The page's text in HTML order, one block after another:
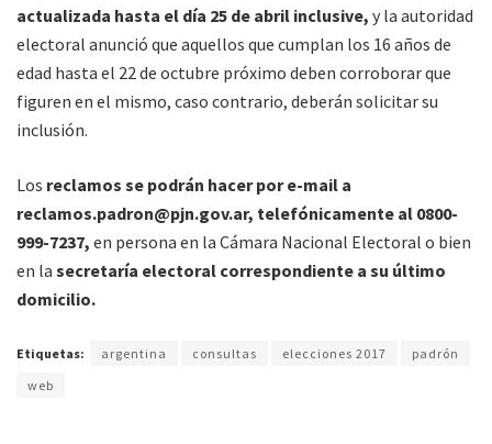
actualizada hasta el día 25 de abril inclusive, y la autoridad
electoral anunció que aquellos que cumplan los 16 años de
edad hasta el 22 de octubre próximo deben corroborar que
figuren en el mismo, caso contrario, deberán solicitar su
inclusión.
Los reclamos se podrán hacer por e-mail a
reclamos.padron@pjn.gov.ar, telefónicamente al 0800-
999-7237, en persona en la Cámara Nacional Electoral o bien
en la secretaría electoral correspondiente a su último
domicilio.
Etiquetas: argentina consultas elecciones 2017
padrón
web